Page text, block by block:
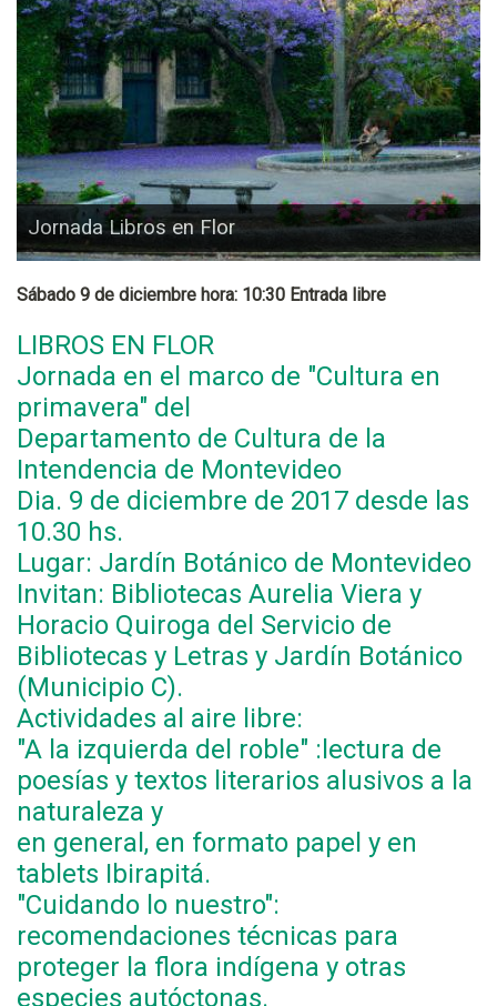
Jornada Libros en Flor
Sábado 9 de diciembre hora: 10:30 Entrada libre
LIBROS EN FLOR
Jornada en el marco de "Cultura en
primavera" del
Departamento de Cultura de la
Intendencia de Montevideo
Dia. 9 de diciembre de 2017 desde las
10.30 hs.
Lugar: Jardín Botánico de Montevideo
Invitan: Bibliotecas Aurelia Viera y
Horacio Quiroga del Servicio de
Bibliotecas y Letras y Jardín Botánico
(Municipio C).
Actividades al aire libre:
"A la izquierda del roble" :lectura de
poesías y textos literarios alusivos a la
naturaleza y
en general, en formato papel y en
tablets Ibirapitá.
"Cuidando lo nuestro":
recomendaciones técnicas para
proteger la flora indígena y otras
especies autóctonas.